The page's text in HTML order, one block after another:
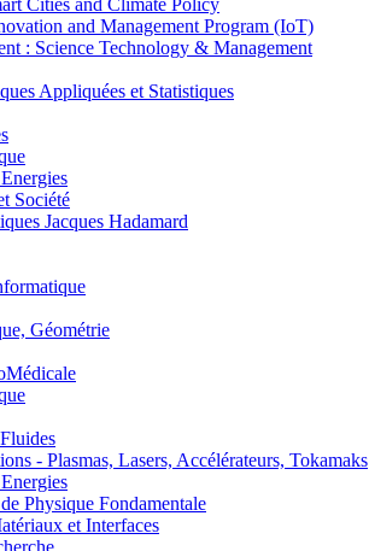
Cities and Climate Policy
and Management Program (IoT)
: Science Technology & Management
Appliquées et Statistiques
Société
Jacques Hadamard
Géométrie
- Plasmas, Lasers, Accélérateurs, Tokamaks
Physique Fondamentale
et Interfaces